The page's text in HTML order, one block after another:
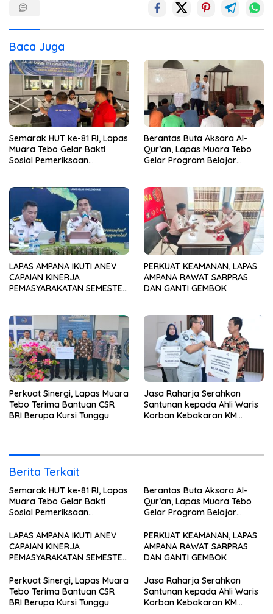
Baca Juga
Semarak HUT ke-81 RI, Lapas
Muara Tebo Gelar Bakti
Sosial Pemeriksaan
Berantas Buta Aksara Al-
Qur’an, Lapas Muara Tebo
Gelar Program Belajar
LAPAS AMPANA IKUTI ANEV
CAPAIAN KINERJA
PEMASYARAKATAN SEMESTER
PERKUAT KEAMANAN, LAPAS
AMPANA RAWAT SARPRAS
DAN GANTI GEMBOK
Perkuat Sinergi, Lapas Muara
Tebo Terima Bantuan CSR
BRI Berupa Kursi Tunggu
Jasa Raharja Serahkan
Santunan kepada Ahli Waris
Korban Kebakaran KM
Berita Terkait
Semarak HUT ke-81 RI, Lapas
Muara Tebo Gelar Bakti
Sosial Pemeriksaan
Berantas Buta Aksara Al-
Qur’an, Lapas Muara Tebo
Gelar Program Belajar
LAPAS AMPANA IKUTI ANEV
CAPAIAN KINERJA
PEMASYARAKATAN SEMESTER
PERKUAT KEAMANAN, LAPAS
AMPANA RAWAT SARPRAS
DAN GANTI GEMBOK
Perkuat Sinergi, Lapas Muara
Tebo Terima Bantuan CSR
BRI Berupa Kursi Tunggu
Jasa Raharja Serahkan
Santunan kepada Ahli Waris
Korban Kebakaran KM